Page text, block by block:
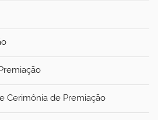
Cerimônia de Premiação